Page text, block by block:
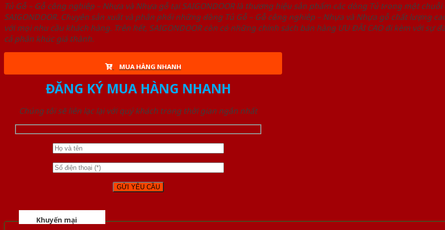
Tủ Gỗ – Gỗ công nghiêp – Nhựa và Nhựa gỗ tại SAIGONDOOR là thương hiệu sản phẩm các dòng Tủ trong một
SAIGONDOOR. Chuyên sản xuất và phân phối những dòng Tủ Gỗ – Gỗ công nghiêp – Nhựa và Nhựa gỗ chất lượng
với mọi nhu cầu khách hàng. Trên hết, SAIGONDOOR còn có những chính sách bán hàng ƯU ĐÃI CAO đi kèm với sự
cả phân khúc giá thành.
MUA HÀNG NHANH
ĐĂNG KÝ MUA HÀNG NHANH
Chúng tôi sẽ liên lạc lại với quý khách trong thời gian ngắn nhất
Khuyến mại